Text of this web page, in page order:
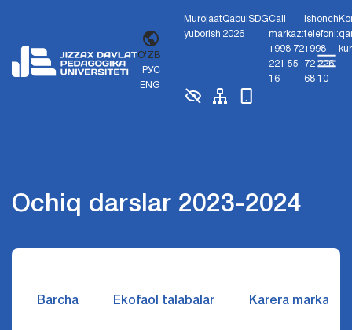
O'ZB
РУС
ENG
Murojaat
yuborish
Qabul
2026
SDGCall
markaz:
+998 72
221 55
16
Ishonch
telefoni:
+998
72 226
68 10
Ochiq darslar 2023-2024
Barcha Ekofaol talabalar Karera markazi